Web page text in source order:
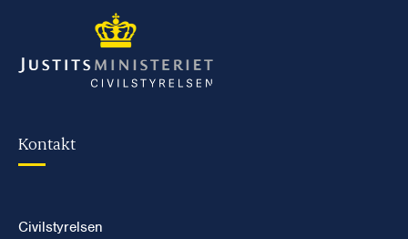
Kontakt
Civilstyrelsen